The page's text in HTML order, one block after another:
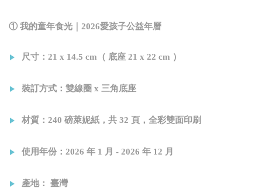
① 我的童年食光｜2026愛孩子公益年曆
尺寸：21 x 14.5 cm（ 底座 21 x 22 cm ）
裝訂方式：雙線圈 x 三角底座
材質：240 磅萊妮紙，共 32 頁，全彩雙面印刷
使用年份：2026 年 1 月 - 2026 年 12 月
產地： 臺灣